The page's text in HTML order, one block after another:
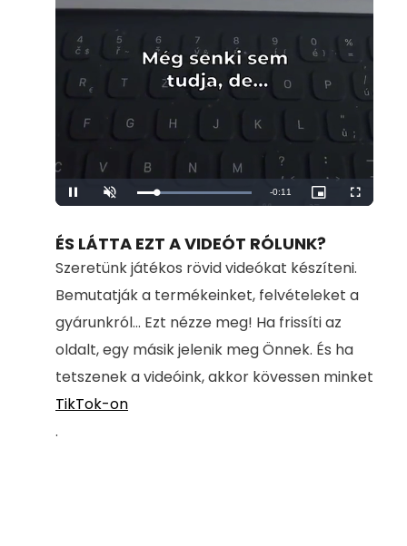
Pause Unmute Loaded:
100.00%
Remaining
-0:11
Picture-
in-
Fullscreen
ÉS LÁTTA EZT A VIDEÓT RÓLUNK?
Szeretünk játékos rövid videókat készíteni.
Bemutatják a termékeinket, felvételeket a
gyárunkról... Ezt nézze meg! Ha frissíti az
oldalt, egy másik jelenik meg Önnek. És ha
tetszenek a videóink, akkor kövessen minket
TikTok-on
.